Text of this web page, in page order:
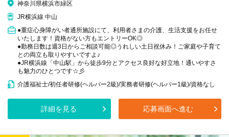
神奈川県横浜市緑区
JR横浜線 中山
●重症心身障がい者通所施設にて、利用者さまの介護、生活支援をお任せ
いたします！資格がない方もエントリーOK◎
●勤務日数は週3日からご相談可能◎うれしい土日祝休み！ご家庭や子育て
との両立も取りやすいですよ♪
●JR横浜線「中山駅」から徒歩9分とアクセス良好な好立地！通いやすさ
も魅力のひとつです☆彡
介護福祉士/初任者研修(ヘルパー2級)/実務者研修(ヘルパー1級)/資格なし
詳細を見る 応募画面へ進む